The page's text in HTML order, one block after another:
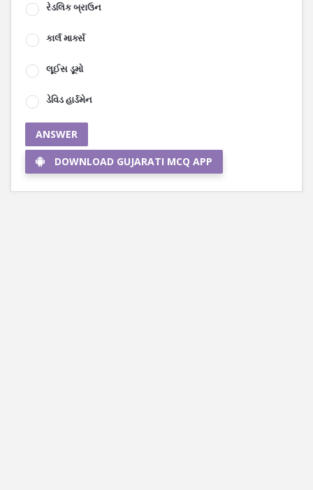
રેડલિક બ્રાઉન
કાર્લ માર્ક્સ
લૂઈસ ડૂમો
ડેવિડ હાર્ડમેન
ANSWER
DOWNLOAD GUJARATI MCQ APP